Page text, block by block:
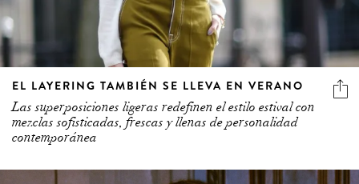
EL LAYERING TAMBIÉN SE LLEVA EN VERANO
Las superposiciones ligeras redefinen el estilo estival con
mezclas sofisticadas, frescas y llenas de personalidad
contemporánea